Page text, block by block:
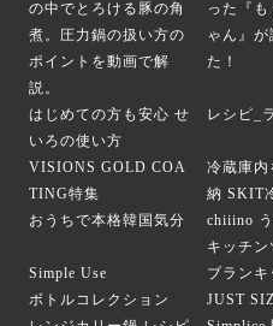
の中でとろける豚の角
煮。圧力鍋の扱い方の
ポイントを動画で解
説。
った『
ゃん』が
た！
はじめての方も安心 せ
いろの使い方
レシピ_
VISIONS GOLD COA
TING特集
冷蔵庫内
納 SKIT
おうちで本格韓国気分
chiiino
キッチン
Simple Use
ブランキ
ボトルコレクション
JUST